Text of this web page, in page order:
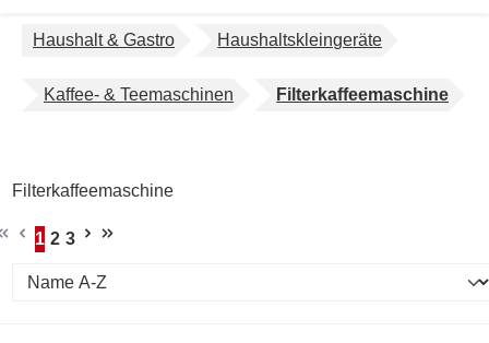
Haushalt & Gastro Haushaltskleingeräte
Kaffee- & Teemaschinen Filterkaffeemaschine
Filterkaffeemaschine
Seite
1
Seite
2
Seite
3